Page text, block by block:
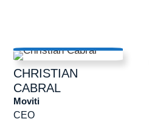
CHRISTIAN
CABRAL
CEO
Moviti